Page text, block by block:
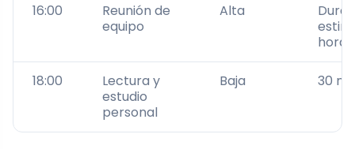
16:00
Reunión de
equipo
Alta
hora
18:00
Lectura y
estudio
personal
Baja 30